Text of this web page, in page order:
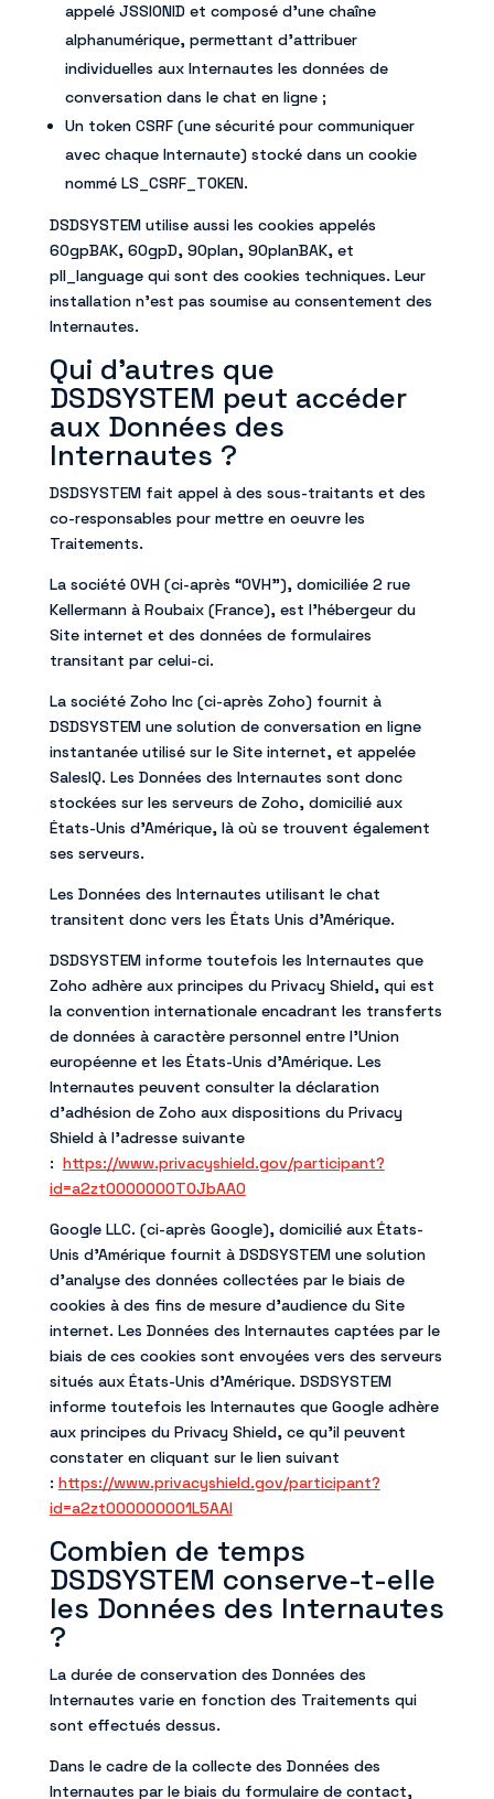
appelé JSSIONID et composé d’une chaîne
alphanumérique, permettant d’attribuer
individuelles aux Internautes les données de
conversation dans le chat en ligne ;
Un token CSRF (une sécurité pour communiquer
avec chaque Internaute) stocké dans un cookie
nommé LS_CSRF_TOKEN.
DSDSYSTEM utilise aussi les cookies appelés
60gpBAK, 60gpD, 90plan, 90planBAK, et
pll_language qui sont des cookies techniques. Leur
installation n’est pas soumise au consentement des
Internautes.
Qui d’autres que
DSDSYSTEM peut accéder
aux Données des
Internautes ?
DSDSYSTEM fait appel à des sous-traitants et des
co-responsables pour mettre en oeuvre les
Traitements.
La société OVH (ci-après “OVH”), domiciliée 2 rue
Kellermann à Roubaix (France), est l’hébergeur du
Site internet et des données de formulaires
transitant par celui-ci.
La société Zoho Inc (ci-après Zoho) fournit à
DSDSYSTEM une solution de conversation en ligne
instantanée utilisé sur le Site internet, et appelée
SalesIQ. Les Données des Internautes sont donc
stockées sur les serveurs de Zoho, domicilié aux
États-Unis d’Amérique, là où se trouvent également
ses serveurs.
Les Données des Internautes utilisant le chat
transitent donc vers les États Unis d’Amérique.
DSDSYSTEM informe toutefois les Internautes que
Zoho adhère aux principes du Privacy Shield, qui est
la convention internationale encadrant les transferts
de données à caractère personnel entre l’Union
européenne et les États-Unis d’Amérique. Les
Internautes peuvent consulter la déclaration
d’adhésion de Zoho aux dispositions du Privacy
Shield à l’adresse suivante
: https://www.privacyshield.gov/participant?
id=a2zt0000000TOJbAAO
Google LLC. (ci-après Google), domicilié aux États-
Unis d’Amérique fournit à DSDSYSTEM une solution
d’analyse des données collectées par le biais de
cookies à des fins de mesure d’audience du Site
internet. Les Données des Internautes captées par le
biais de ces cookies sont envoyées vers des serveurs
situés aux États-Unis d’Amérique. DSDSYSTEM
informe toutefois les Internautes que Google adhère
aux principes du Privacy Shield, ce qu’il peuvent
constater en cliquant sur le lien suivant
: https://www.privacyshield.gov/participant?
id=a2zt000000001L5AAI
Combien de temps
DSDSYSTEM conserve-t-elle
les Données des Internautes
?
La durée de conservation des Données des
Internautes varie en fonction des Traitements qui
sont effectués dessus.
Dans le cadre de la collecte des Données des
Internautes par le biais du formulaire de contact,